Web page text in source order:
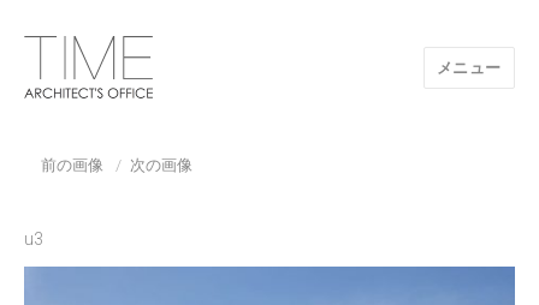
メニュー
前の画像 次の画像
u3